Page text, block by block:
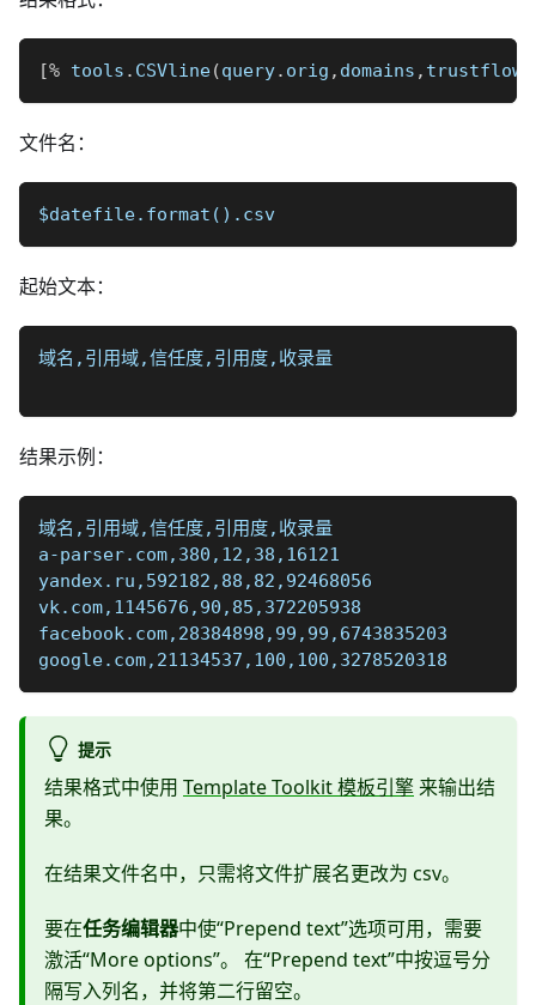
[% tools . CSVline(query. orig , domains , trustflow
文件名：
$datefile.format().csv
起始文本：
域名,引用域,信任度,引用度,收录量
结果示例：
域名,引用域,信任度,引用度,收录量
a-parser.com,380,12,38,16121
yandex.ru,592182,88,82,92468056
vk.com,1145676,90,85,372205938
facebook.com,28384898,99,99,6743835203
google.com,21134537,100,100,3278520318
提示
结果格式中使用 Template Toolkit 模板引擎 来输出结
果。
在结果文件名中，只需将文件扩展名更改为 csv。
要在任务编辑器中使“Prepend text”选项可用，需要
激活“More options”。 在“Prepend text”中按逗号分
隔写入列名，并将第二行留空。